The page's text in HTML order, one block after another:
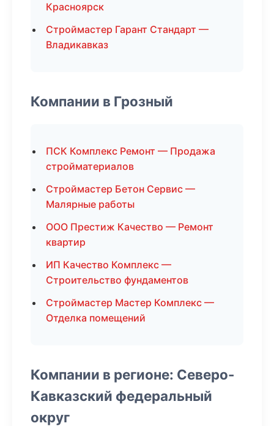
Красноярск
Строймастер Гарант Стандарт —
Владикавказ
Компании в Грозный
ПСК Комплекс Ремонт — Продажа
стройматериалов
Строймастер Бетон Сервис —
Малярные работы
ООО Престиж Качество — Ремонт
квартир
ИП Качество Комплекс —
Строительство фундаментов
Строймастер Мастер Комплекс —
Отделка помещений
Компании в регионе: Северо-
Кавказский федеральный
округ